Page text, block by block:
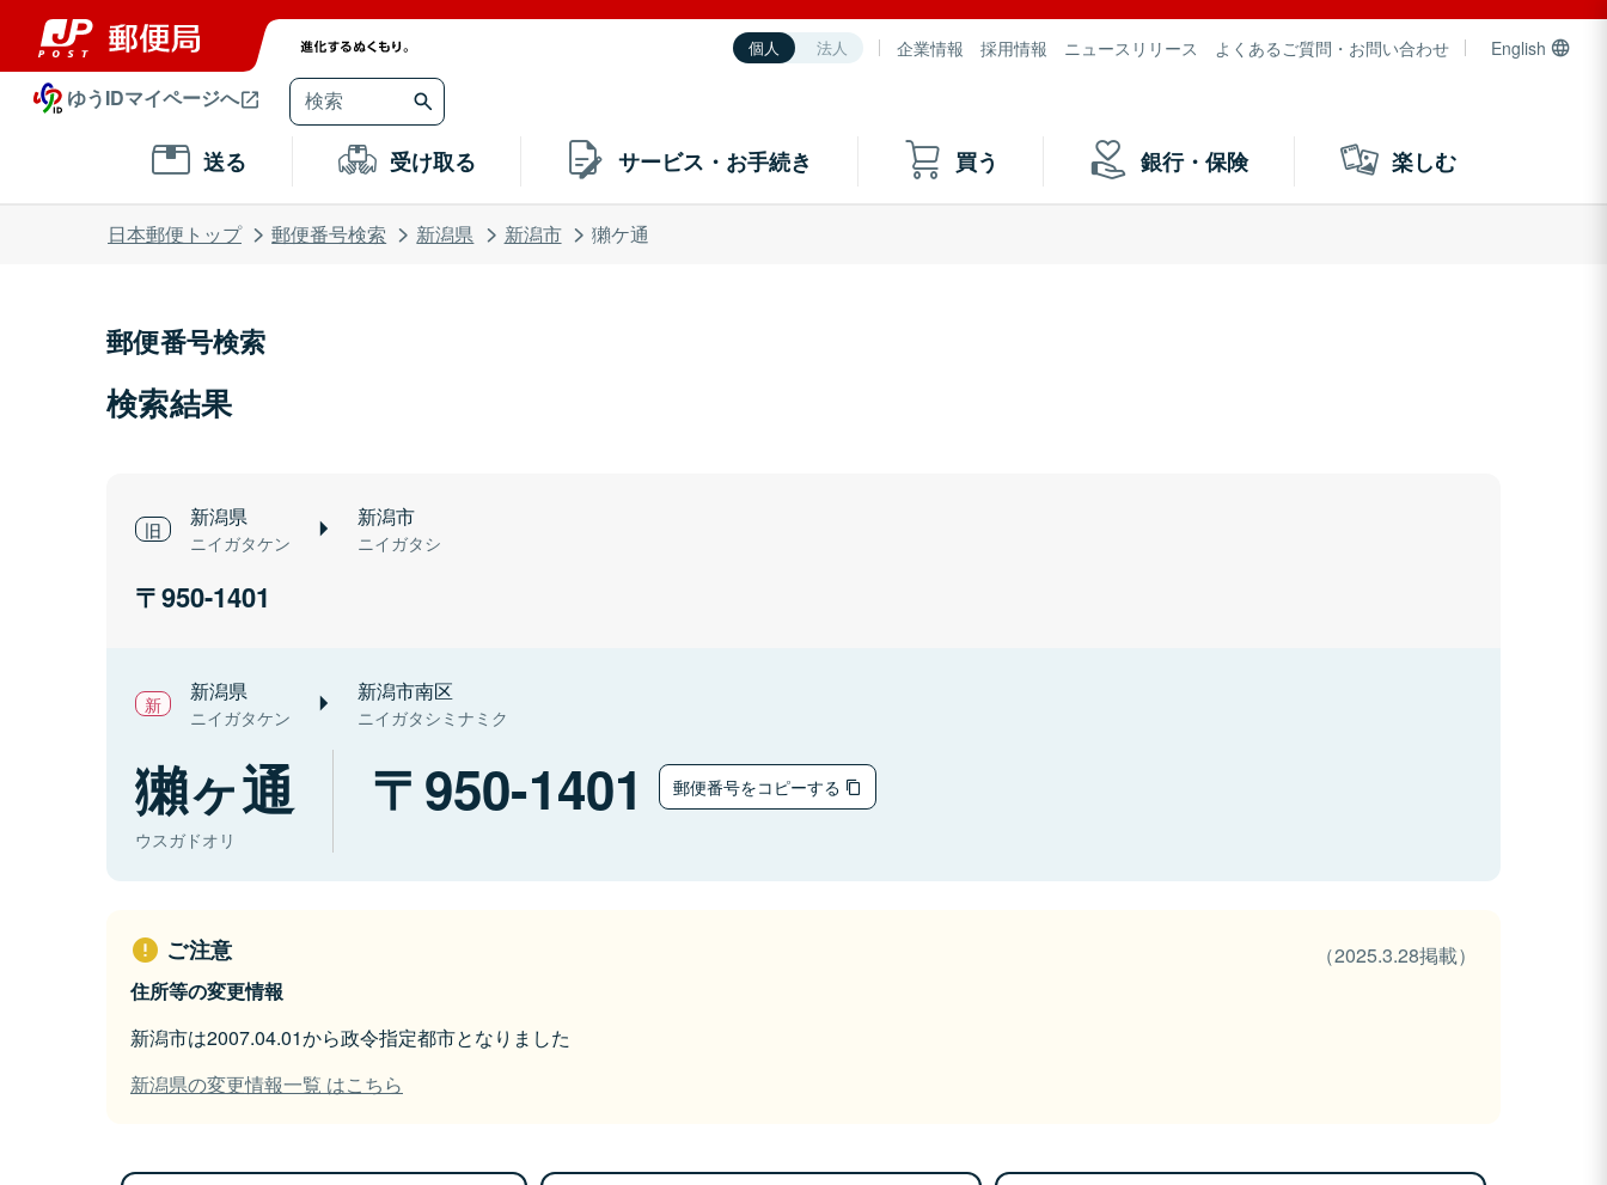
個人 法人 企業情報 採用情報 ニュースリリース よくあるご質問・お問い合わせ English
ゆうIDマイページへ
送る 受け取る サービス・お手続き 買う 銀行・保険 楽しむ
日本郵便トップ 郵便番号検索 新潟県 新潟市 獺ケ通
郵便番号検索
検索結果
新潟県
ニイガタケン
新潟市
ニイガタシ
950-1401
新潟県
ニイガタケン
新潟市南区
ニイガタシミナミク
獺ヶ通
ウスガドオリ
950-1401 郵便番号をコピーする
ご注意
（2025.3.28掲載）
住所等の変更情報
新潟市は2007.04.01から政令指定都市となりました
新潟県の変更情報一覧 はこちら